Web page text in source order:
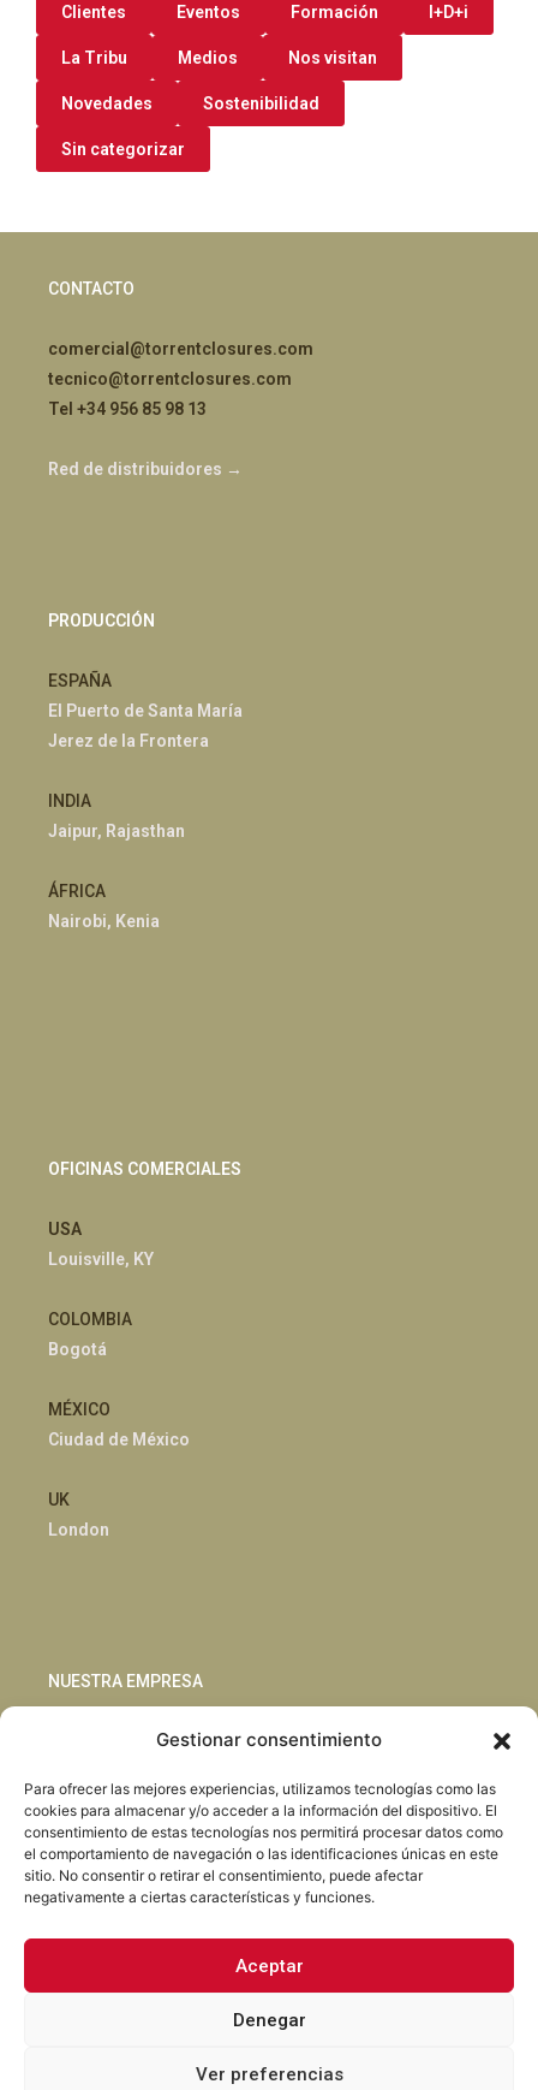
Gestionar consentimiento
Para ofrecer las mejores experiencias, utilizamos tecnologías como las
cookies para almacenar y/o acceder a la información del dispositivo. El
consentimiento de estas tecnologías nos permitirá procesar datos como
el comportamiento de navegación o las identificaciones únicas en este
sitio. No consentir o retirar el consentimiento, puede afectar
negativamente a ciertas características y funciones.
Aceptar
Denegar
Ver preferencias
Clientes Eventos Formación I+D+i
La Tribu Medios Nos visitan
Novedades Sostenibilidad
Sin categorizar
CONTACTO
comercial@torrentclosures.com
tecnico@torrentclosures.com
Tel +34 956 85 98 13
Red de distribuidores →
PRODUCCIÓN
ESPAÑA
El Puerto de Santa María
Jerez de la Frontera
INDIA
Jaipur, Rajasthan
ÁFRICA
Nairobi, Kenia
OFICINAS COMERCIALES
USA
Louisville, KY
COLOMBIA
Bogotá
MÉXICO
Ciudad de México
UK
London
NUESTRA EMPRESA
Blog
Habla con nosotros
Torrent Closures · Todos los derechos reservados ·